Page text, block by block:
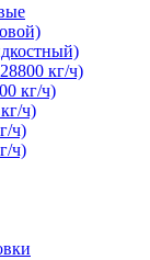
кг/ч)
кг/ч)
ч)
ч)
ч)